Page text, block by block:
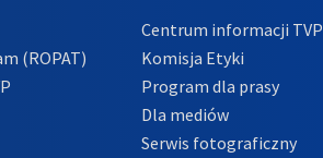
(ROPAT)
Centrum informacji TVP
Komisja Etyki
Program dla prasy
Dla mediów
Serwis fotograficzny